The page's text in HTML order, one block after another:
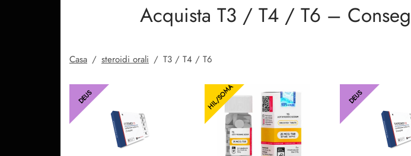
Acquista T3 / T4 / T6 –
Casa / steroidi orali / T3 / T4 / T6
DEUS HIL/SOMA DEUS